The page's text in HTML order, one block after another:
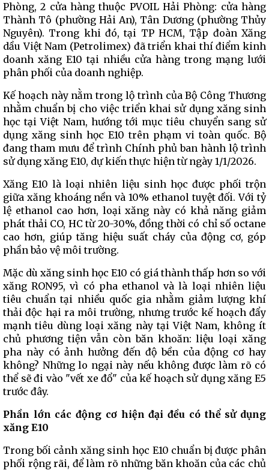
Phòng, 2 cửa hàng thuộc PVOIL Hải Phòng: cửa hàng
Thành Tô (phường Hải An), Tân Dương (phường Thủy
Nguyên). Trong khi đó, tại TP HCM, Tập đoàn Xăng
dầu Việt Nam (Petrolimex) đã triển khai thí điểm kinh
doanh xăng E10 tại nhiều cửa hàng trong mạng lưới
phân phối của doanh nghiệp.
Kế hoạch này nằm trong lộ trình của Bộ Công Thương
nhằm chuẩn bị cho việc triển khai sử dụng xăng sinh
học tại Việt Nam, hướng tới mục tiêu chuyển sang sử
dụng xăng sinh học E10 trên phạm vi toàn quốc. Bộ
đang tham mưu để trình Chính phủ ban hành lộ trình
sử dụng xăng E10, dự kiến thực hiện từ ngày 1/1/2026.
Xăng E10 là loại nhiên liệu sinh học được phối trộn
giữa xăng khoáng nền và 10% ethanol tuyệt đối. Với tỷ
lệ ethanol cao hơn, loại xăng này có khả năng giảm
phát thải CO, HC từ 20-30%, đồng thời có chỉ số octane
cao hơn, giúp tăng hiệu suất cháy của động cơ, góp
phần bảo vệ môi trường.
Mặc dù xăng sinh học E10 có giá thành thấp hơn so với
xăng RON95, vì có pha ethanol và là loại nhiên liệu
tiêu chuẩn tại nhiều quốc gia nhằm giảm lượng khí
thải độc hại ra môi trường, nhưng trước kế hoạch đẩy
mạnh tiêu dùng loại xăng này tại Việt Nam, không ít
chủ phương tiện vẫn còn băn khoăn: liệu loại xăng
pha này có ảnh hưởng đến độ bền của động cơ hay
không? Những lo ngại này nếu không được làm rõ có
thể sẽ đi vào "vết xe đổ" của kế hoạch sử dụng xăng E5
trước đây.
Phần lớn các động cơ hiện đại đều có thể sử dụng
xăng E10
Trong bối cảnh xăng sinh học E10 chuẩn bị được phân
phối rộng rãi, để làm rõ những băn khoăn của các chủ